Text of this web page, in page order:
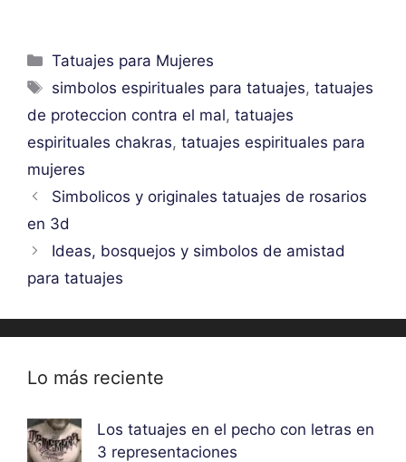
Categorías
Tatuajes para Mujeres
Etiquetas
simbolos espirituales para tatuajes,tatuajes
de proteccion contra el mal, tatuajes
espirituales chakras, tatuajes espirituales para
mujeres
Simbolicos y originales tatuajes de rosarios
en 3d
Ideas, bosquejos y simbolos de amistad
para tatuajes
Lo más reciente
Los tatuajes en el pecho con letras en
3 representaciones